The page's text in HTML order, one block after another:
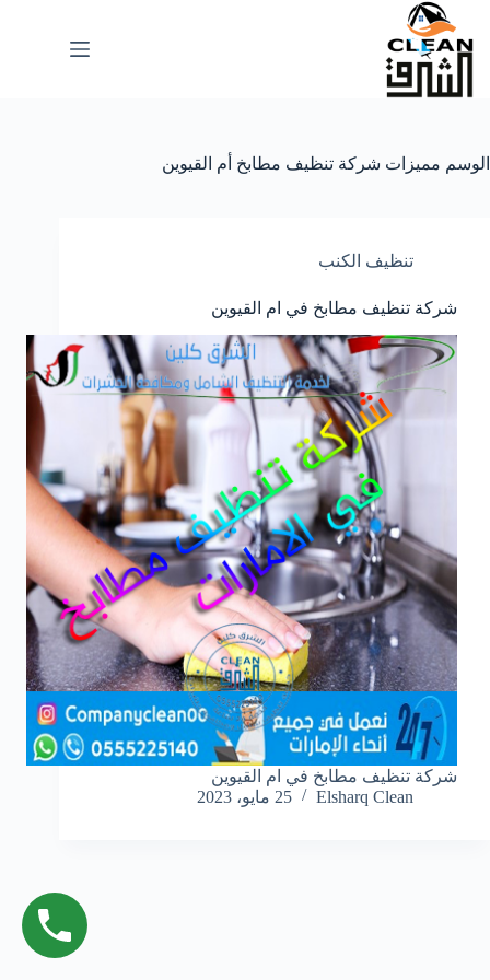
التجاوز
المحتوى
الوسم مميزات شركة تنظيف مطابخ أم القيوين
تنظيف الكنب
شركة تنظيف مطابخ في ام القيوين
شركة تنظيف مطابخ في ام القيوين
Elsharq Clean
25 مايو، 2023